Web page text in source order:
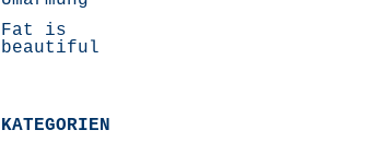
Fat is
beautiful
KATEGORIEN